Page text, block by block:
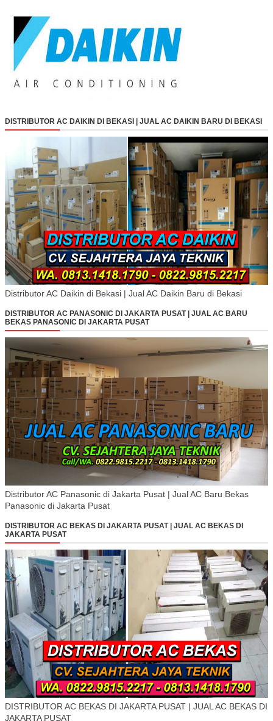
DISTRIBUTOR AC DAIKIN DI BEKASI | JUAL AC DAIKIN BARU DI BEKASI
Distributor AC Daikin di Bekasi | Jual AC Daikin Baru di Bekasi
DISTRIBUTOR AC PANASONIC DI JAKARTA PUSAT | JUAL AC BARU
BEKAS PANASONIC DI JAKARTA PUSAT
Distributor AC Panasonic di Jakarta Pusat | Jual AC Baru Bekas
Panasonic di Jakarta Pusat
DISTRIBUTOR AC BEKAS DI JAKARTA PUSAT | JUAL AC BEKAS DI
JAKARTA PUSAT
DISTRIBUTOR AC BEKAS DI JAKARTA PUSAT | JUAL AC BEKAS DI
JAKARTA PUSAT